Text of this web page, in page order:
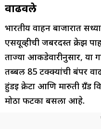
वाढवले
भारतीय वाहन बाजारात
एसयूव्हीची जबरदस्त क्रेझ
ताज्या आकडेवारीनुसार, या
तब्बल 85 टक्क्यांची बंपर
हुंडई क्रेटा आणि मारुती ग्रँड
मोठा फटका बसला आहे.